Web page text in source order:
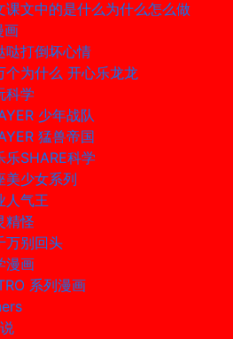
课文中的是什么为什么怎么做
画
哒打倒坏心情
个为什么 开心乐龙龙
科学
少年战队
猛兽帝国
乐SHARE科学
美少女系列
人气王
精怪
万别回头
漫画
系列漫画